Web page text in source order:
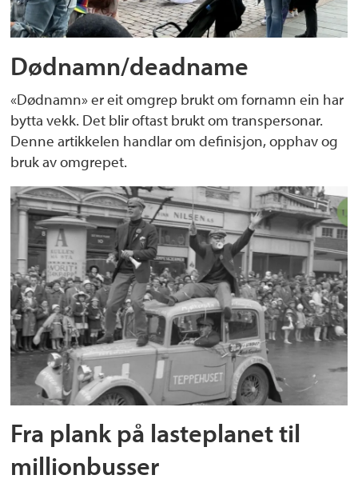
Dødnamn/deadname
«Dødnamn» er eit omgrep brukt om fornamn ein har
bytta vekk. Det blir oftast brukt om transpersonar.
Denne artikkelen handlar om definisjon, opphav og
bruk av omgrepet.
Fra plank på lasteplanet til
millionbusser